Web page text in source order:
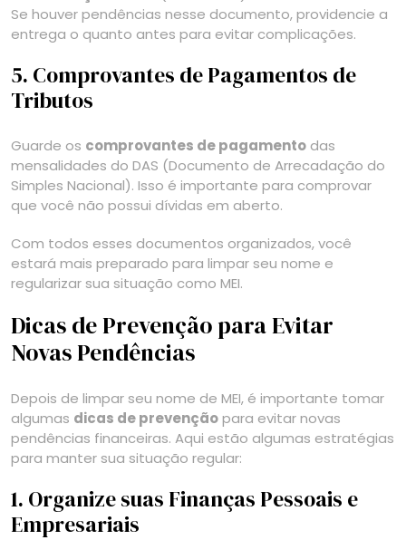
Se houver pendências nesse documento, providencie a
entrega o quanto antes para evitar complicações.
5. Comprovantes de Pagamentos de
Tributos
Guarde os comprovantes de pagamento das
mensalidades do DAS (Documento de Arrecadação do
Simples Nacional). Isso é importante para comprovar
que você não possui dívidas em aberto.
Com todos esses documentos organizados, você
estará mais preparado para limpar seu nome e
regularizar sua situação como MEI.
Dicas de Prevenção para Evitar
Novas Pendências
Depois de limpar seu nome de MEI, é importante tomar
algumas dicas de prevençãopara evitar novas
pendências financeiras. Aqui estão algumas estratégias
para manter sua situação regular:
1. Organize suas Finanças Pessoais e
Empresariais